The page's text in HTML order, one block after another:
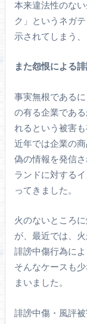
本来違法性のな
ク」というネガ
示されてしまう
また怨恨による
事実無根である
の有る企業であ
れるという被害も
近年では企業の
偽の情報を発信
ランドに対する
ってきました。
火のないところ
が、最近では、
誹謗中傷行為によ
そんなケースも
まいました。
誹謗中傷・風評